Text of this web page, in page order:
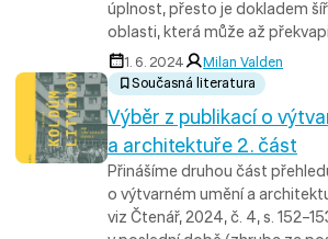
úplnost, přesto je dokladem
oblasti, která může až
1. 6. 2024
Milan Valden
Současná literatura
Výběr z publikací o
a architektuře 2. část
Přinášíme druhou část
o výtvarném umění a
viz Čtenář, 2024, č. 4, s.